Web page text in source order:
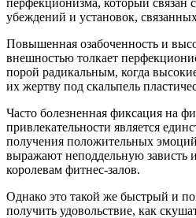
убеждений и установок,
Повышенная озабоченность и
внешностью толкает
порой радикальным, когда
их жертву под скальпель
Часто болезненная фиксация на
привлекательности является
получения положительных
выражают неподдельную зависть
королевам фитнес-залов.
Однако это такой же быстрый и
получить удовольствие, как